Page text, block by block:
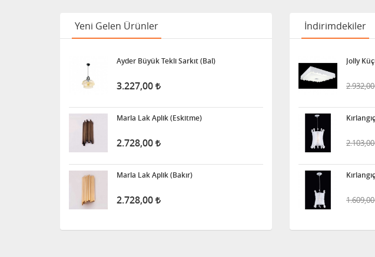
Yeni Gelen Ürünler
Ayder Büyük Tekli Sarkıt (Bal)
3.227,00
Marla Lak Aplik (Eskitme)
2.728,00
Marla Lak Aplik (Bakır)
2.728,00
İndirimdekiler
Jolly